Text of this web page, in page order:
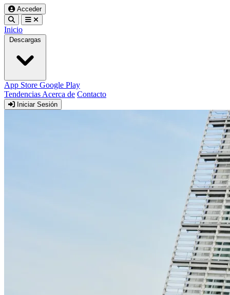
Acceder
Inicio
Descargas
App Store Google Play
Tendencias Acerca de Contacto
Iniciar Sesión